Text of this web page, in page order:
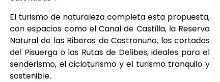
El turismo de naturaleza completa esta propuesta,
con espacios como el Canal de Castilla, la Reserva
Natural de las Riberas de Castronuño, los cortados
del Pisuerga o las Rutas de Delibes, ideales para el
senderismo, el cicloturismo y el turismo tranquilo y
sostenible.